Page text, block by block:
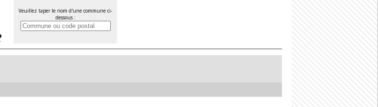
Veuillez taper le nom d'une commune ci-
dessous :